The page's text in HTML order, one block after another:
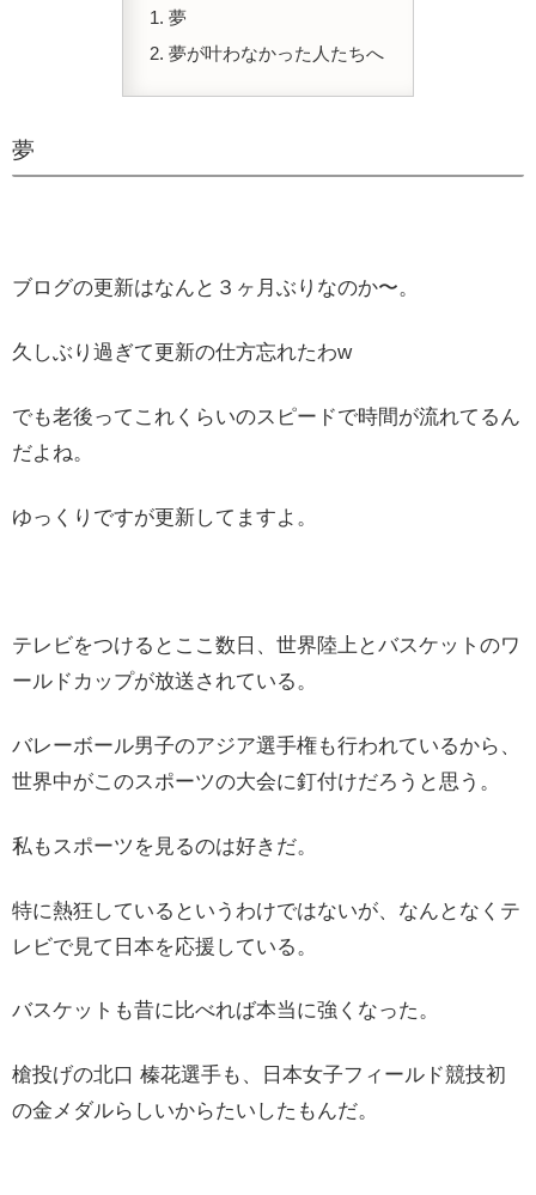
夢
夢が叶わなかった人たちへ
夢
ブログの更新はなんと３ヶ月ぶりなのか〜。
久しぶり過ぎて更新の仕方忘れたわw
でも老後ってこれくらいのスピードで時間が流れてるん
だよね。
ゆっくりですが更新してますよ。
テレビをつけるとここ数日、世界陸上とバスケットのワ
ールドカップが放送されている。
バレーボール男子のアジア選手権も行われているから、
世界中がこのスポーツの大会に釘付けだろうと思う。
私もスポーツを見るのは好きだ。
特に熱狂しているというわけではないが、なんとなくテ
レビで見て日本を応援している。
バスケットも昔に比べれば本当に強くなった。
槍投げの北口 榛花選手も、日本女子フィールド競技初
の金メダルらしいからたいしたもんだ。